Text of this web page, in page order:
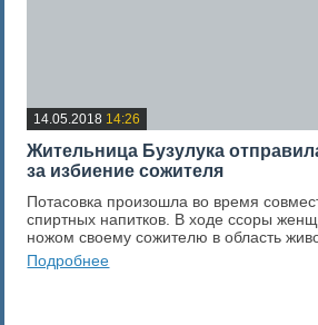
14.05.2018 14:26
Жительница Бузулука
за избиение сожителя
Потасовка произошла во время
спиртных напитков. В ходе ссоры
ножом своему сожителю в область
Подробнее